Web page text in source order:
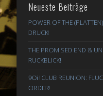
Neueste Beiträge
POWER OF THE
DRUCK!
THE PROMISED END &
RÜCKBLICK!
9Oi! CLUB REUNION:
ORDER!